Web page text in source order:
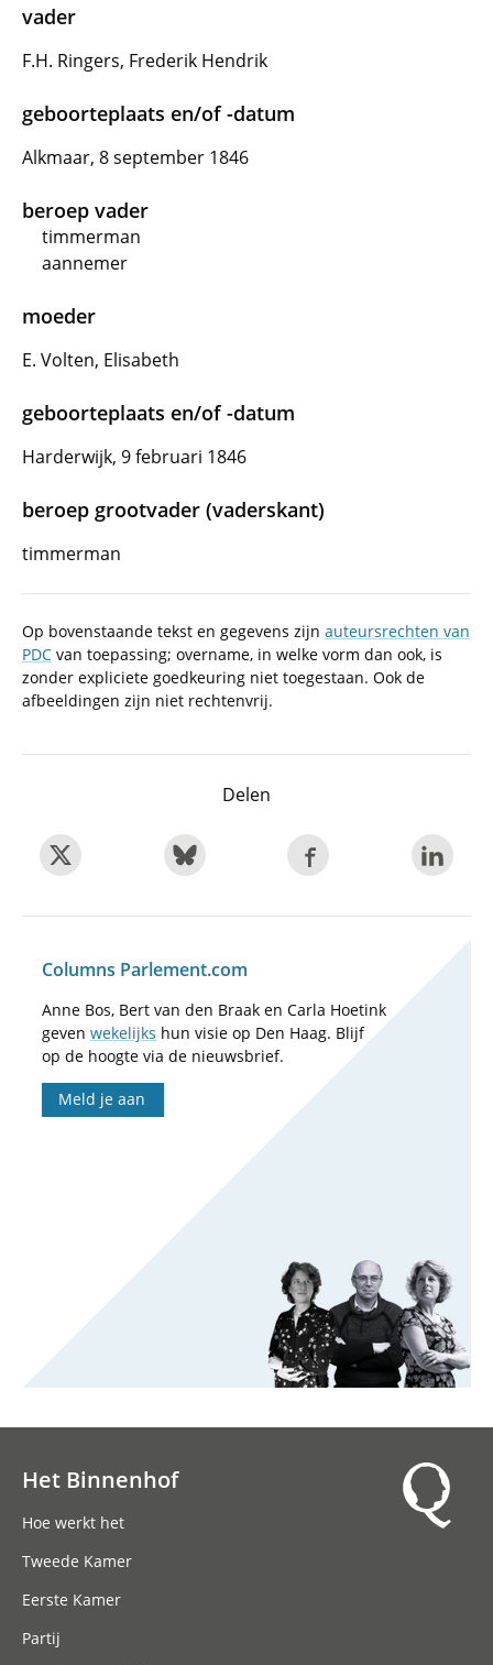
vader
F.H. Ringers, Frederik Hendrik
geboorteplaats en/of -datum
Alkmaar, 8 september 1846
beroep vader
timmerman
aannemer
moeder
E. Volten, Elisabeth
geboorteplaats en/of -datum
Harderwijk, 9 februari 1846
beroep grootvader (vaderskant)
timmerman
Op bovenstaande tekst en gegevens zijn auteursrechten van
PDC van toepassing; overname, in welke vorm dan ook, is
zonder expliciete goedkeuring niet toegestaan. Ook de
afbeeldingen zijn niet rechtenvrij.
Delen
Columns Parlement.com
Anne Bos, Bert van den Braak en Carla Hoetink
geven wekelijks hun visie op Den Haag. Blijf
op de hoogte via de nieuwsbrief.
Meld je aan
Het Binnenhof
Hoe werkt het
Tweede Kamer
Eerste Kamer
Partij